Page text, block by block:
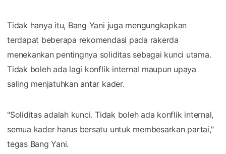
Tidak hanya itu, Bang Yani juga mengungkapkan
terdapat beberapa rekomendasi pada rakerda
menekankan pentingnya soliditas sebagai kunci utama.
Tidak boleh ada lagi konflik internal maupun upaya
saling menjatuhkan antar kader.
"Soliditas adalah kunci. Tidak boleh ada konflik internal,
semua kader harus bersatu untuk membesarkan partai,"
tegas Bang Yani.